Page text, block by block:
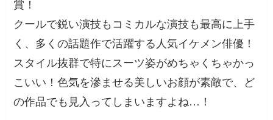
賞！
クールで鋭い演技もコミカルな演技も最高に上手
く、多くの話題作で活躍する人気イケメン俳優！
スタイル抜群で特にスーツ姿がめちゃくちゃかっ
こいい！色気を滲ませる美しいお顔が素敵で、ど
の作品でも見入ってしまいますよね…！